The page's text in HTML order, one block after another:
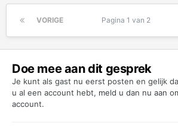
VORIGE Pagina 1 van 2
Doe mee aan dit gesprek
Je kunt als gast nu eerst posten en gelijk
u al een account hebt, meld u dan nu aan
account.